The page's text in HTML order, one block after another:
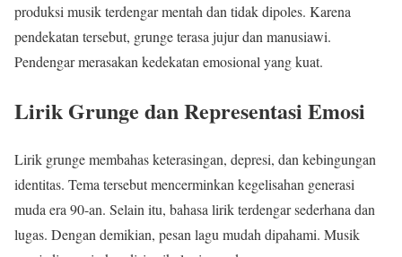
produksi musik terdengar mentah dan tidak dipoles. Karena
pendekatan tersebut, grunge terasa jujur dan manusiawi.
Pendengar merasakan kedekatan emosional yang kuat.
Lirik Grunge dan Representasi Emosi
Lirik grunge membahas keterasingan, depresi, dan kebingungan
identitas. Tema tersebut mencerminkan kegelisahan generasi
muda era 90-an. Selain itu, bahasa lirik terdengar sederhana dan
lugas. Dengan demikian, pesan lagu mudah dipahami. Musik